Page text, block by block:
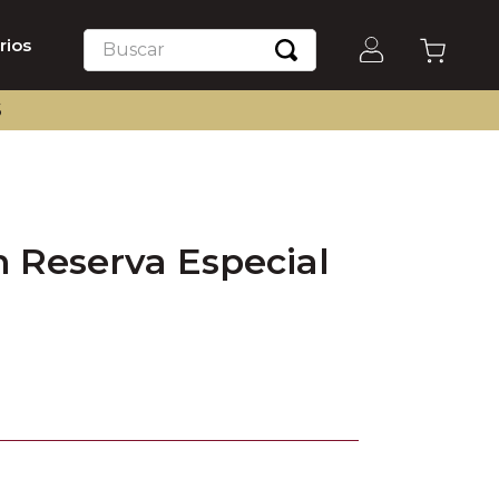
Buscar
Reserva Especial